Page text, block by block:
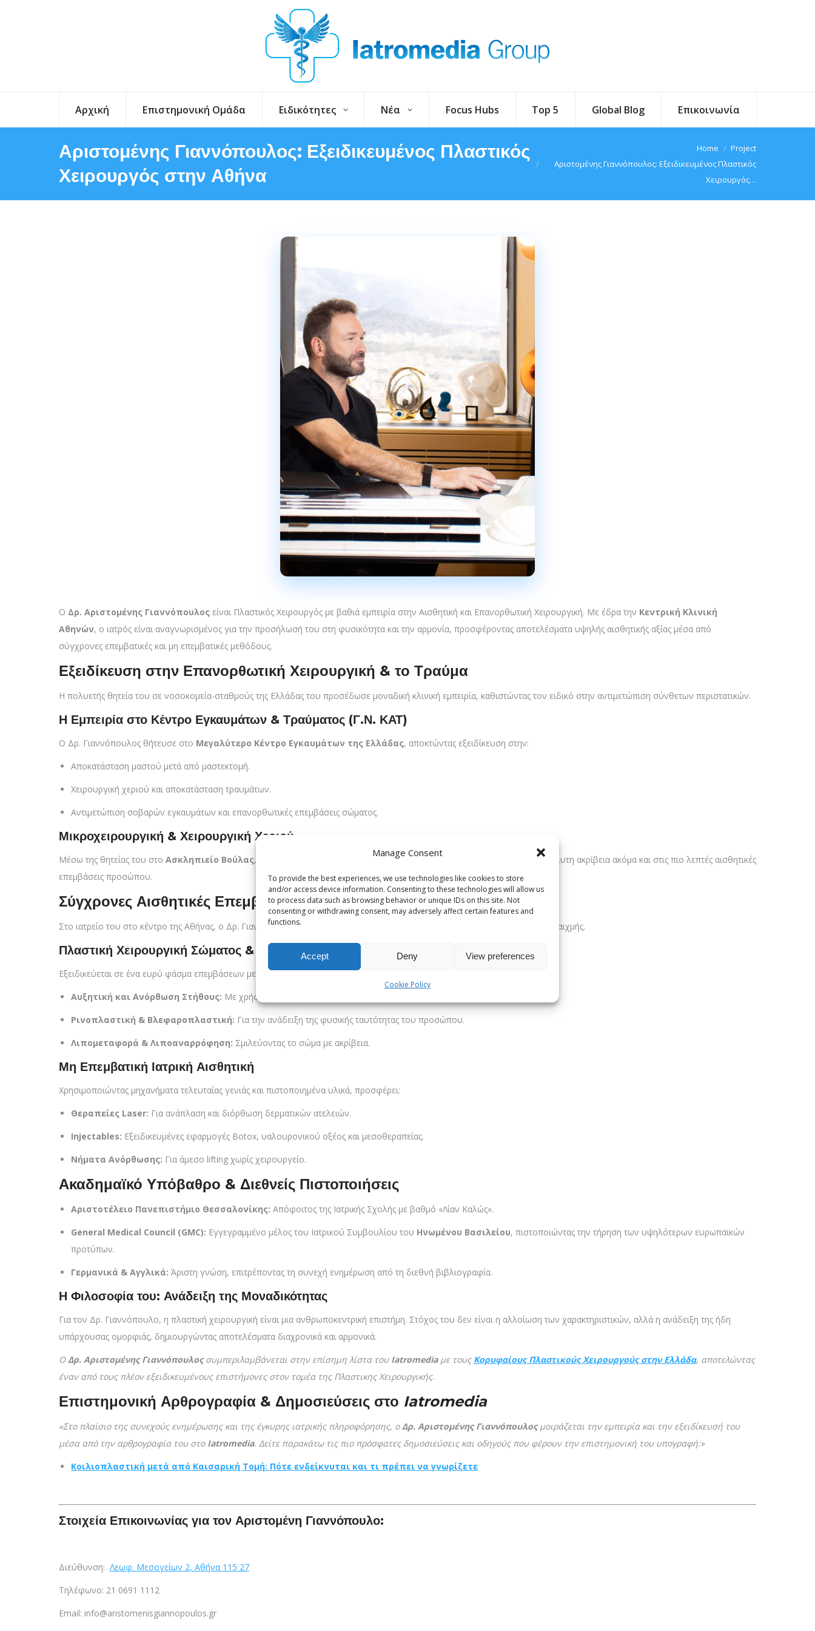
Manage Consent
To provide the best experiences, we use technologies like cookies to store
and/or access device information. Consenting to these technologies will allow us
to process data such as browsing behavior or unique IDs on this site. Not
consenting or withdrawing consent, may adversely affect certain features and
functions.
Accept Deny View preferences
Cookie Policy
Αρχική Επιστημονική Ομάδα Ειδικότητες Νέα Focus Hubs Top 5 Global Blog Επικοινωνία
Αριστομένης Γιαννόπουλος: Εξειδικευμένος Πλαστικός
Χειρουργός στην Αθήνα
Home
Project
Αριστομένης Γιαννόπουλος: Εξειδικευμένος Πλαστικός
Χειρουργός…
Ο Δρ. Αριστομένης Γιαννόπουλος είναι Πλαστικός Χειρουργός με βαθιά εμπειρία στην Αισθητική και Επανορθωτική Χειρουργική. Με έδρα την Κεντρική Κλινική
Αθηνών, ο ιατρός είναι αναγνωρισμένος για την προσήλωσή του στη φυσικότητα και την αρμονία, προσφέροντας αποτελέσματα υψηλής αισθητικής αξίας μέσα από
σύγχρονες επεμβατικές και μη επεμβατικές μεθόδους.
Εξειδίκευση στην Επανορθωτική Χειρουργική & το Τραύμα
Η πολυετής θητεία του σε νοσοκομεία-σταθμούς της Ελλάδας του προσέδωσε μοναδική κλινική εμπειρία, καθιστώντας τον ειδικό στην αντιμετώπιση σύνθετων περιστατικών.
Η Εμπειρία στο Κέντρο Εγκαυμάτων & Τραύματος (Γ.Ν. ΚΑΤ)
Ο Δρ. Γιαννόπουλος θήτευσε στο Μεγαλύτερο Κέντρο Εγκαυμάτων της Ελλάδας, αποκτώντας εξειδίκευση στην:
Αποκατάσταση μαστού μετά από μαστεκτομή.
Χειρουργική χεριού και αποκατάσταση τραυμάτων.
Αντιμετώπιση σοβαρών εγκαυμάτων και επανορθωτικές επεμβάσεις σώματος.
Μικροχειρουργική & Χειρουργική Χεριού
Μέσω της θητείας του στο Ασκληπιείο Βούλας, εμβάθυνε στις μικροχειρουργικές τεχνικές, στοιχείο που εγγυάται την απόλυτη ακρίβεια ακόμα και στις πιο λεπτές αισθητικές
επεμβάσεις προσώπου.
Σύγχρονες Αισθητικές Επεμβάσεις & Τεχνολογία Laser
Στο ιατρείο του στο κέντρο της Αθήνας, ο Δρ. Γιαννόπουλος συνδυάζει την καλλιτεχνική αντίληψη με την ιατρική τεχνολογία αιχμής.
Πλαστική Χειρουργική Σώματος & Προσώπου
Εξειδικεύεται σε ένα ευρύ φάσμα επεμβάσεων με έμφαση στον επαναπροσδιορισμό του περιγράμματος:
Αυξητική και Ανόρθωση Στήθους: Με χρήση των πιο σύγχρονων ενθεμάτων.
Ρινοπλαστική & Βλεφαροπλαστική: Για την ανάδειξη της φυσικής ταυτότητας του προσώπου.
Λιπομεταφορά & Λιποαναρρόφηση: Σμιλεύοντας το σώμα με ακρίβεια.
Μη Επεμβατική Ιατρική Αισθητική
Χρησιμοποιώντας μηχανήματα τελευταίας γενιάς και πιστοποιημένα υλικά, προσφέρει:
Θεραπείες Laser: Για ανάπλαση και διόρθωση δερματικών ατελειών.
Injectables: Εξειδικευμένες εφαρμογές Botox, υαλουρονικού οξέος και μεσοθεραπείας.
Νήματα Ανόρθωσης: Για άμεσο lifting χωρίς χειρουργείο.
Ακαδημαϊκό Υπόβαθρο & Διεθνείς Πιστοποιήσεις
Αριστοτέλειο Πανεπιστήμιο Θεσσαλονίκης: Απόφοιτος της Ιατρικής Σχολής με βαθμό «Λίαν Καλώς».
General Medical Council (GMC): Εγγεγραμμένο μέλος του Ιατρικού Συμβουλίου του Ηνωμένου Βασιλείου, πιστοποιώντας την τήρηση των υψηλότερων ευρωπαϊκών
προτύπων.
Γερμανικά & Αγγλικά: Άριστη γνώση, επιτρέποντας τη συνεχή ενημέρωση από τη διεθνή βιβλιογραφία.
Η Φιλοσοφία του: Ανάδειξη της Μοναδικότητας
Για τον Δρ. Γιαννόπουλο, η πλαστική χειρουργική είναι μια ανθρωποκεντρική επιστήμη. Στόχος του δεν είναι η αλλοίωση των χαρακτηριστικών, αλλά η ανάδειξη της ήδη
υπάρχουσας ομορφιάς, δημιουργώντας αποτελέσματα διαχρονικά και αρμονικά.
ΟΔρ. Αριστομένης Γιαννόπουλοςσυμπεριλαμβάνεται στην επίσημη λίστα του Iatromediaμε τους Κορυφαίους Πλαστικούς Χειρουργούς στην Ελλάδα, αποτελώντας
έναν από τους πλέον εξειδικευμένους επιστήμονες στον τομέα της Πλαστικης Χειρουργικής.
Επιστημονική Αρθρογραφία & Δημοσιεύσεις στο Iatromedia
«Στο πλαίσιο της συνεχούς ενημέρωσης και της έγκυρης ιατρικής πληροφόρησης, οΔρ. Αριστομένης Γιαννόπουλοςμοιράζεται την εμπειρία και την εξειδίκευσή του
μέσα από την αρθρογραφία του στο Iatromedia. Δείτε παρακάτω τις πιο πρόσφατες δημοσιεύσεις και οδηγούς που φέρουν την επιστημονική του υπογραφή:»
Κοιλιοπλαστική μετά από Καισαρική Τομή: Πότε ενδείκνυται και τι πρέπει να γνωρίζετε
Στοιχεία Επικοινωνίας για τον Αριστομένη Γιαννόπουλο:
Διεύθυνση: Λεωφ. Μεσογείων 2, Αθήνα 115 27
Τηλέφωνο: 21 0691 1112
Email: info@aristomenisgiannopoulos.gr